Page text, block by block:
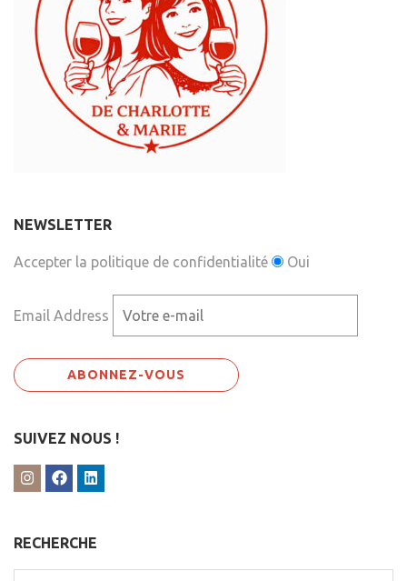
NEWSLETTER
Accepter la politique de confidentialité Oui
Email Address
SUIVEZ NOUS !
RECHERCHE